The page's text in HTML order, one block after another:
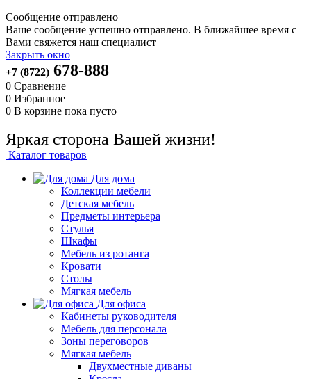
Сообщение отправлено
Ваше сообщение успешно отправлено. В ближайшее время с
Вами свяжется наш специалист
Закрыть окно
+7 (8722) 678-888
0 Сравнение
0 Избранное
0 В корзине пока пусто
Яркая сторона Вашей жизни!
Каталог товаров
Для дома
Коллекции мебели
Детская мебель
Предметы интерьера
Стулья
Шкафы
Мебель из ротанга
Кровати
Столы
Мягкая мебель
Для офиса
Кабинеты руководителя
Мебель для персонала
Зоны переговоров
Мягкая мебель
Двухместные диваны